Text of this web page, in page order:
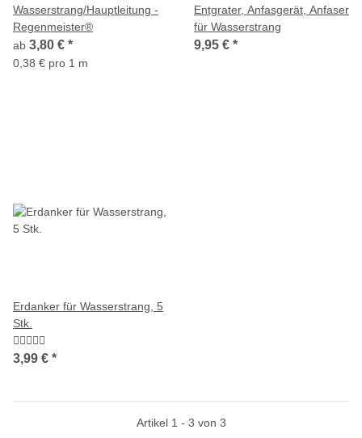
Wasserstrang/Hauptleitung -
Regenmeister®
ab 3,80 € *
0,38 € pro 1 m
Entgrater, Anfasgerät, Anfaser
für Wasserstrang
9,95 € *
Erdanker für Wasserstrang, 5
Stk.
3,99 € *
Artikel 1 - 3 von 3